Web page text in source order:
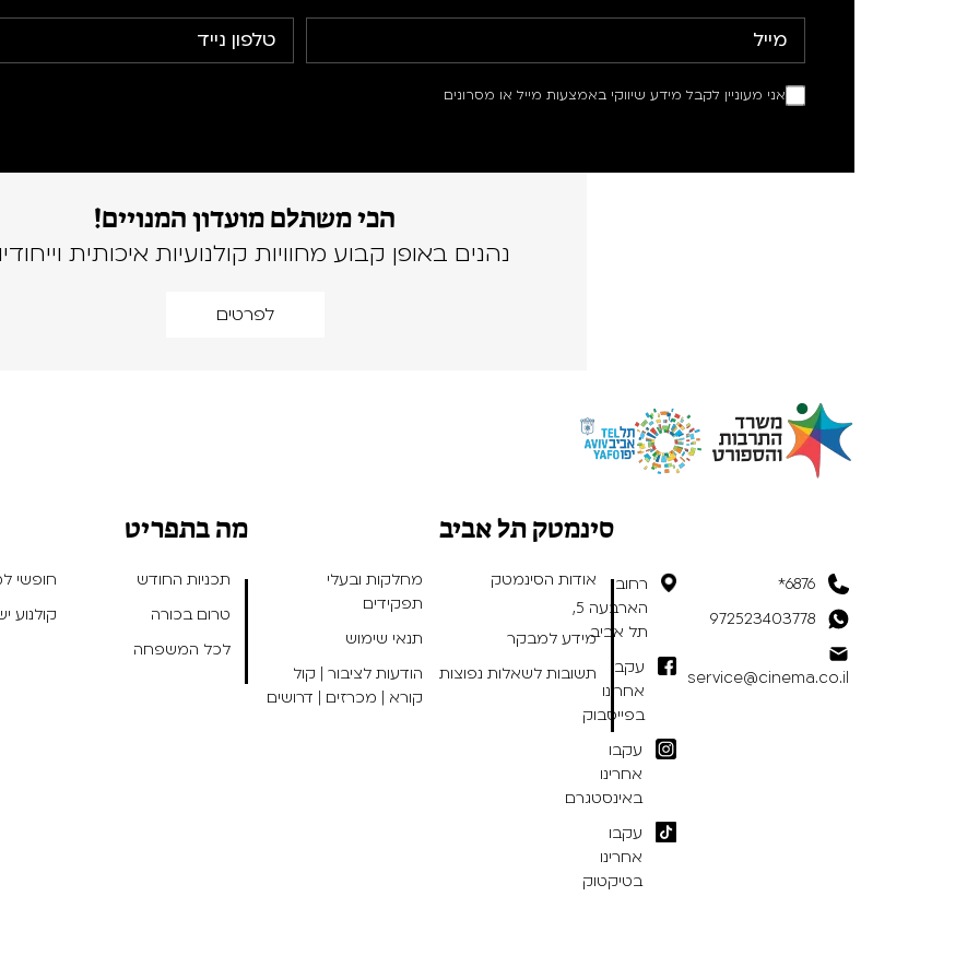
אני מעוניין לקבל מידע שיווקי באמצעות מייל או מסרונים
הכי משתלם מועדון המנויים!
נהנים באופן קבוע מחוויות קולנועיות איכותית
לפרטים
6876*
972523403778
service@cinema.co.il
רחוב
הארבעה 5,
תל אביב
עקבו
אחרינו
בפייסבוק
עקבו
אחרינו
באינסטגרם
עקבו
אחרינו
בטיקטוק
סינמטק תל אביב
אודות הסינמטק
מחלקות ובעלי
תפקידים
מידע למבקר
תנאי שימוש
תשובות לשאלות נפוצות
הודעות לציבור | קול
קורא | מכרזים | דרושים
מה בתפריט
תכניות החודש
חופשי
טרום בכורה
קולנוע
לכל המשפחה